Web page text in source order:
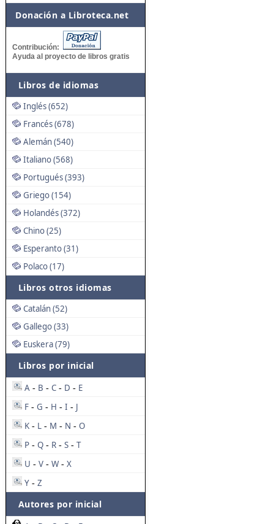
Donación a Libroteca.net
Contribución:
Ayuda al proyecto de libros gratis
Libros de idiomas
Inglés (652)
Francés (678)
Alemán (540)
Italiano (568)
Portugués (393)
Griego (154)
Holandés (372)
Chino (25)
Esperanto (31)
Polaco (17)
Libros otros idiomas
Catalán (52)
Gallego (33)
Euskera (79)
Libros por inicial
A - B - C - D - E
F - G - H - I - J
K - L - M - N - O
P - Q - R - S - T
U - V - W - X
Y - Z
Autores por inicial